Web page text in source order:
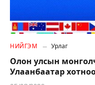
НИЙГЭМ Урлаг
Олон улсын
Улаанбаатар